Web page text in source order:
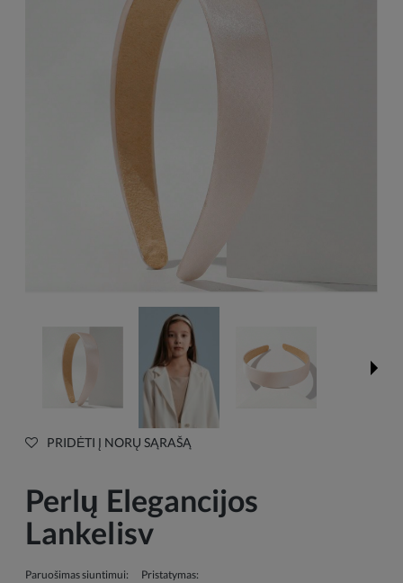
PRIDĖTI Į NORŲ SĄRAŠĄ
Perlų Elegancijos
Lankelisv
Paruošimas siuntimui:
Pristatymas: